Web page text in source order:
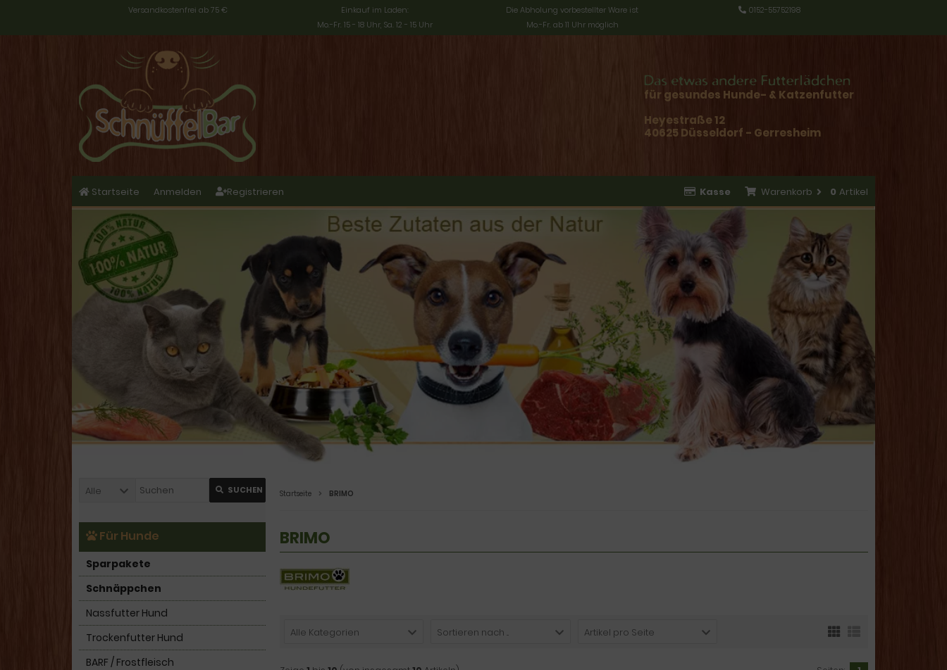
Versandkostenfrei ab 75 €
Einkauf im Laden:
Mo.-Fr. 15 - 18 Uhr, Sa. 12 - 15 Uhr
Die Abholung vorbestellter Ware ist
Mo.-Fr. ab 11 Uhr möglich
0152-55752198
für gesundes Hunde- & Katzenfutter
Heyestraße 12
40625 Düsseldorf - Gerresheim
Startseite Anmelden Registrieren Warenkorb 0 Artikel
Kasse
Startseite BRIMO
BRIMO
Alle Kategorien Sortieren nach ... Artikel pro Seite
Alle SUCHEN
Für Hunde
Sparpakete
Schnäppchen
Nassfutter Hund
Trockenfutter Hund
BARF / Frostfleisch